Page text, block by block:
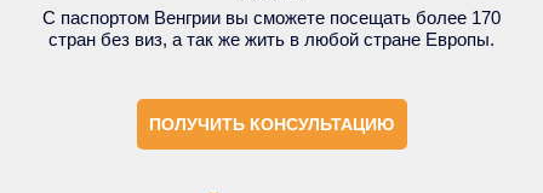
С паспортом Венгрии вы сможете посещать более 170
стран без виз, а так же жить в любой стране Европы.
ПОЛУЧИТЬ КОНСУЛЬТАЦИЮ